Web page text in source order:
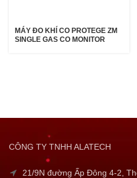
MÁY ĐO KHÍ CO PROTEGE ZM
SINGLE GAS CO MONITOR
CÔNG TY TNHH ALATECH
21/9N đường Ấp Đông 4-2,